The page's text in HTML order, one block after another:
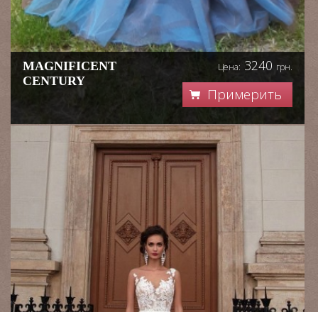
MAGNIFICENT
CENTURY
Цена: 3240 грн.
Примерить